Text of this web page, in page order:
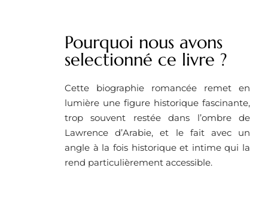
Pourquoi nous avons
selectionné ce livre ? ​
Cette biographie romancée remet en
lumière une figure historique fascinante,
trop souvent restée dans l’ombre de
Lawrence d’Arabie, et le fait avec un
angle à la fois historique et intime qui la
rend particulièrement accessible.